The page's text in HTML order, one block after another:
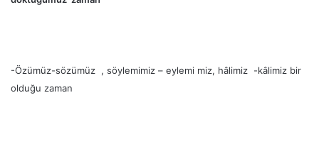
-Özümüz-sözümüz , söylemimiz – eylemi miz, hâlimiz -kâlimiz bir
olduğu zaman